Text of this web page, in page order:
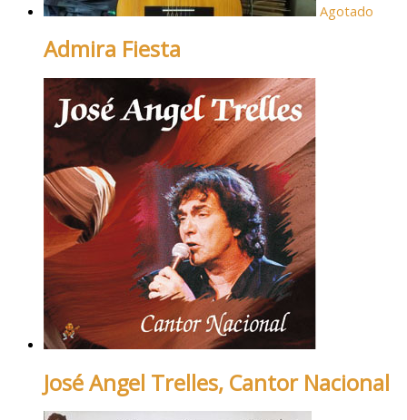
Agotado
Admira Fiesta
José Angel Trelles, Cantor Nacional